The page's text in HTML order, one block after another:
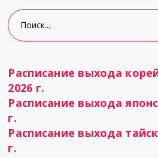
Расписание выхода
2026 г.
Расписание выхода
г.
Расписание выхода
г.